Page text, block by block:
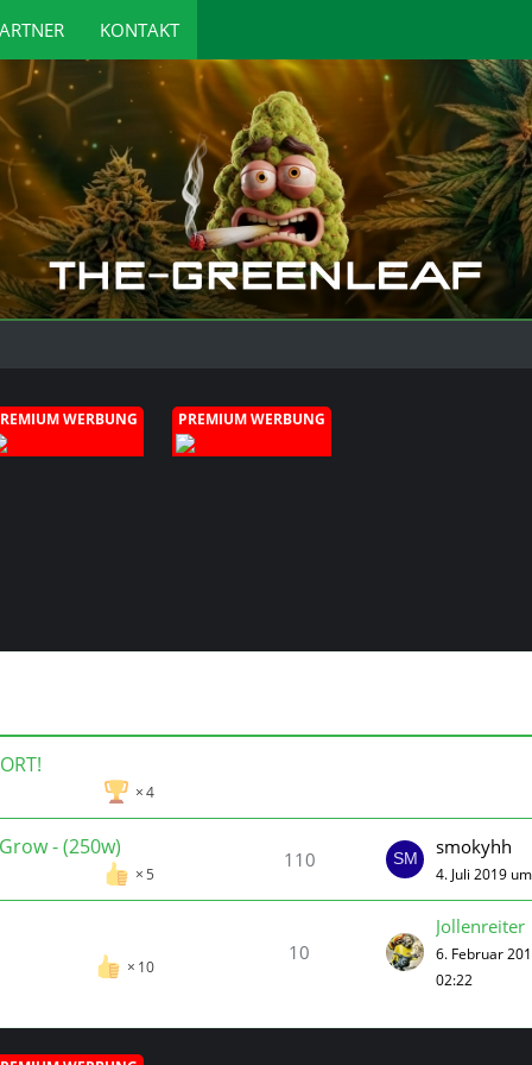
KONTAKT
WERBUNG PREMIUM WERBUNG
4
- (250w)
5
110
smokyhh
4. Juli 2019
10
10
Jollenreiter
6. Februar
02:22